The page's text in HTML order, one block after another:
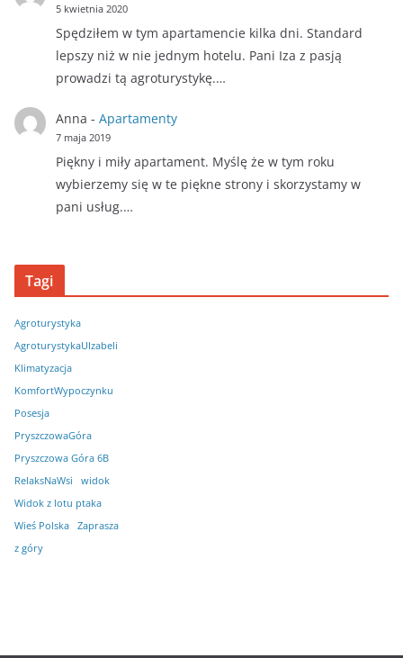
5 kwietnia 2020
Spędziłem w tym apartamencie kilka dni. Standard
lepszy niż w nie jednym hotelu. Pani Iza z pasją
prowadzi tą agroturystykę.…
Anna - Apartamenty
7 maja 2019
Piękny i miły apartament. Myślę że w tym roku
wybierzemy się w te piękne strony i skorzystamy w
pani usług.…
Tagi
Agroturystyka
AgroturystykaUIzabeli
Klimatyzacja
KomfortWypoczynku
Posesja
PryszczowaGóra
Pryszczowa Góra 6B
RelaksNaWsi
widok
Widok z lotu ptaka
Wieś Polska
Zaprasza
z góry